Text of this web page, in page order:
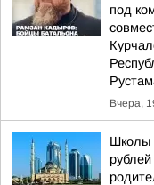
под
Вчера,
Школы